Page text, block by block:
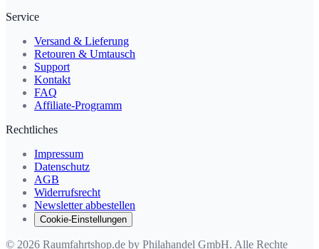
Service
Versand & Lieferung
Retouren & Umtausch
Support
Kontakt
FAQ
Affiliate-Programm
Rechtliches
Impressum
Datenschutz
AGB
Widerrufsrecht
Newsletter abbestellen
Cookie-Einstellungen
© 2026 Raumfahrtshop.de by Philahandel GmbH. Alle Rechte